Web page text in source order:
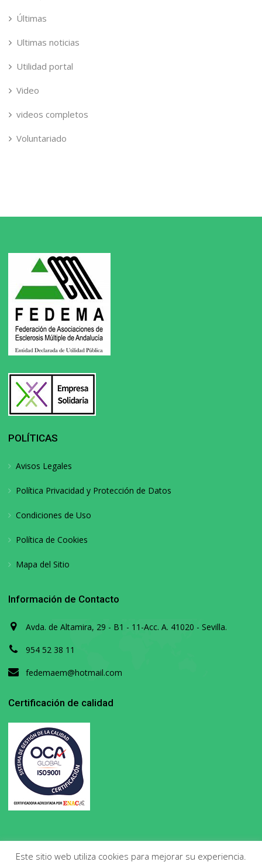
Últimas
Ultimas noticias
Utilidad portal
Video
videos completos
Voluntariado
POLÍTICAS
Avisos Legales
Política Privacidad y Protección de Datos
Condiciones de Uso
Política de Cookies
Mapa del Sitio
Información de Contacto
Avda. de Altamira, 29 - B1 - 11-Acc. A. 41020 - Sevilla.
954 52 38 11
fedemaem@hotmail.com
Certificación de calidad
Este sitio web utiliza cookies para mejorar su experiencia.